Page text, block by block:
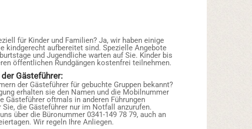
für Kinder und Familien? Ja, wir haben einige
kindgerecht aufbereitet sind. Spezielle Angebote
und Jugendliche warten auf Sie. Kinder bis
öffentlichen Rundgängen kostenfrei teilnehmen.
Gästeführer:
der Gästeführer für gebuchte Gruppen bekannt?
erhalten sie den Namen und die Mobilnummer
Gästeführer oftmals in anderen Führungen
die Gästeführer nur im Notfall anzurufen.
über die Büronummer 0341-149 78 79, auch an
Wir regeln Ihre Anliegen.